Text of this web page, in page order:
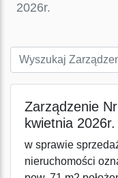
2026r.
Zarządzenie
kwietnia 2026r.
w sprawie
nieruchomości